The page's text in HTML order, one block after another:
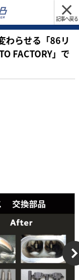
記事へ戻る
わらせる「86リ
FACTORY」で